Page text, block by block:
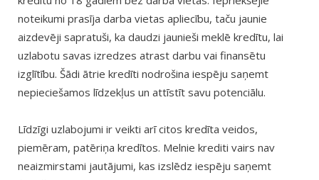
noteikumi prasīja darba vietas apliecību, taču jaunie
aizdevēji sapratuši, ka daudzi jaunieši meklē kredītu, lai
uzlabotu savas izredzes atrast darbu vai finansētu
izglītību. Šādi ātrie kredīti nodrošina iespēju saņemt
nepieciešamos līdzekļus un attīstīt savu potenciālu.
Līdzīgi uzlabojumi ir veikti arī citos kredīta veidos,
piemēram, patēriņa kredītos. Melnie krediti vairs nav
neaizmirstami jautājumi, kas izslēdz iespēju saņemt